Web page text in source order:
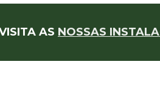
AS NOSSAS